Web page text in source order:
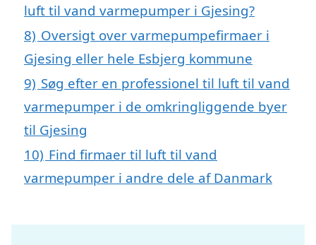
luft til vand varmepumper i Gjesing?
8) Oversigt over varmepumpefirmaer i
Gjesing eller hele Esbjerg kommune
9) Søg efter en professionel til luft til vand
varmepumper i de omkringliggende byer
til Gjesing
10) Find firmaer til luft til vand
varmepumper i andre dele af Danmark